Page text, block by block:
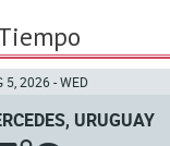
5, 2026 - WED
URUGUAY